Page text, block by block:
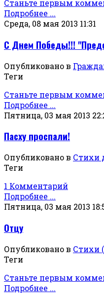
Станьте первым
Подробнее ...
Среда, 08 мая 2013 11:31
С Днем Победы!!!
Опубликовано в
Теги
Станьте первым
Подробнее ...
Пятница, 03 мая 2013
Пасху проспали!
Опубликовано в Стихи
Теги
1 Комментарий
Подробнее ...
Пятница, 03 мая 2013
Отцу
Опубликовано в Стихи
Теги
Станьте первым
Подробнее ...